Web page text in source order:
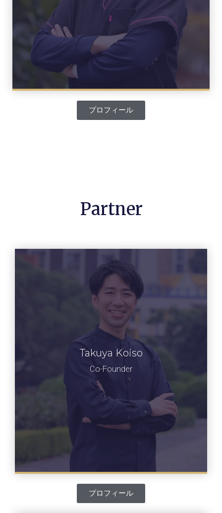
プロフィール
Partner
Takuya Koiso
Co-Founder
小磯 卓也
共同経営者
プロフィール